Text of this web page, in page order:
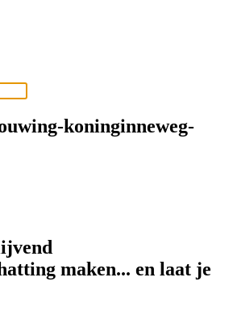
koninginneweg-
maken... en laat je